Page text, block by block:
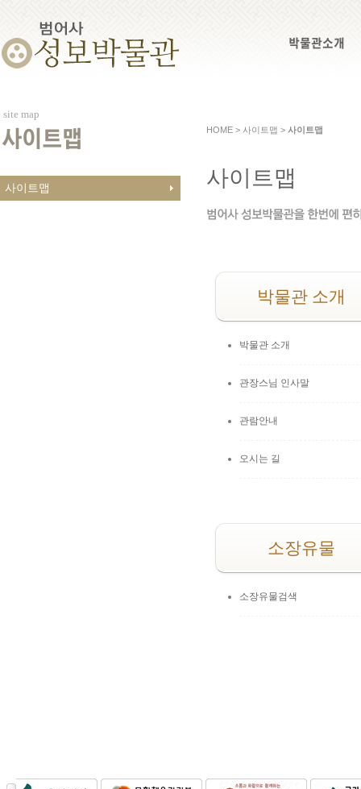
박물관소개
site map
사이트맵
사이트맵
HOME > 사이트맵 > 사이트맵
사이트맵
박물관 소개
박물관 소개
관장스님 인사말
관람안내
오시는 길
소장유물
소장유물검색